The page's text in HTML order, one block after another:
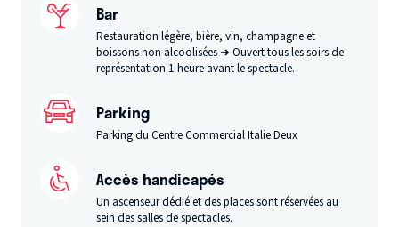
Bar
Restauration légère, bière, vin, champagne et
boissons non alcoolisées ➜ Ouvert tous les soirs de
représentation 1 heure avant le spectacle.
Parking
Parking du Centre Commercial Italie Deux
Accès handicapés
Un ascenseur dédié et des places sont réservées au
sein des salles de spectacles.